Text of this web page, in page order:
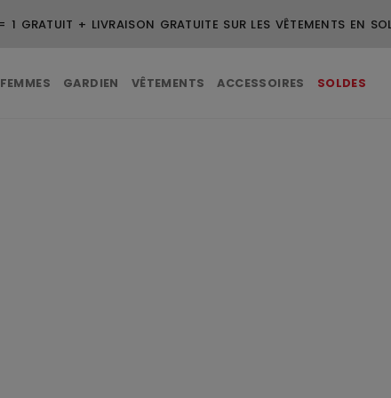
3 ACHETÉS = 1 GRATUIT + LIVRAISON GRATUITE SUR
FEMMES GARDIEN VÊTEMENTS ACCESSOIRES SOLDES